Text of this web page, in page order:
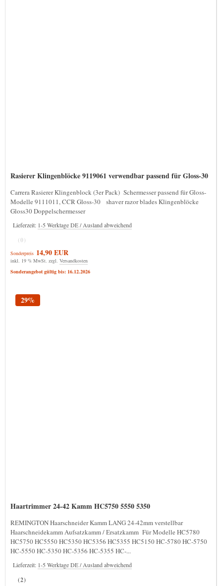
Rasierer Klingenblöcke 9119061 verwendbar passend für Gloss-30
Carrera Rasierer Klingenblock (3er Pack) Schermesser passend für Gloss-
Modelle 9111011, CCR Gloss-30 shaver razor blades Klingenblöcke
Gloss30 Doppelschermesser
Lieferzeit: 1-5 Werktage DE / Ausland abweichend
(0)
Sonderpreis 14,90 EUR
inkl. 19 % MwSt. zzgl. Versandkosten
Sonderangebot gültig bis: 16.12.2026
Haartrimmer 24-42 Kamm HC5750 5550 5350
REMINGTON Haarschneider Kamm LANG 24-42mm verstellbar
Haarschneidekamm Aufsatzkamm / Ersatzkamm Für Modelle HC5780
HC5750 HC5550 HC5350 HC5356 HC5355 HC5150 HC-5780 HC-5750
HC-5550 HC-5350 HC-5356 HC-5355 HC-...
Lieferzeit: 1-5 Werktage DE / Ausland abweichend
(2)
29%